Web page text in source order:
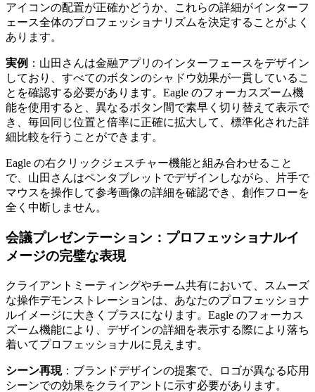
アイコンの配置が正確かどうか、これらの詳細がインターフ
ェース全体のプロフェッショナリズムを決定することがよく
あります。
実例 ：山田さんは金融アプリのインターフェースをデザイン
しており、すべてのボタンのシャドウ効果が一貫しているこ
とを確認する必要があります。Eagle のフォーカスズーム機
能を使用すると、異なるボタン間で素早く切り替えて表示で
き、毎回同じ位置と倍率に正確に拡大して、標準化された詳
細比較を行うことができます。
Eagle の右クリックジェスチャー機能と組み合わせること
で、山田さんはペンタブレットでデザインしながら、片手で
マウスを操作して参考画像の詳細を確認でき、創作フローを
全く中断しません。
会議プレゼンテーション：プロフェッショナルイ
メージの完璧な表現
クライアントミーティングやチーム共有において、スムーズ
な操作デモンストレーションは、あなたのプロフェッショナ
ルイメージに大きくプラスになります。Eagle のフォーカス
ズーム機能により、デザインの詳細を表示する際により落ち
着いてプロフェッショナルに見えます。
シーン再現：ブランドデザインの提案で、ロゴが異なる応用
シーンでの効果をクライアントに示す必要があります。